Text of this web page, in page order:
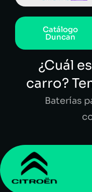
Catálogo
Duncan
¿Cuál
carro?
Baterías